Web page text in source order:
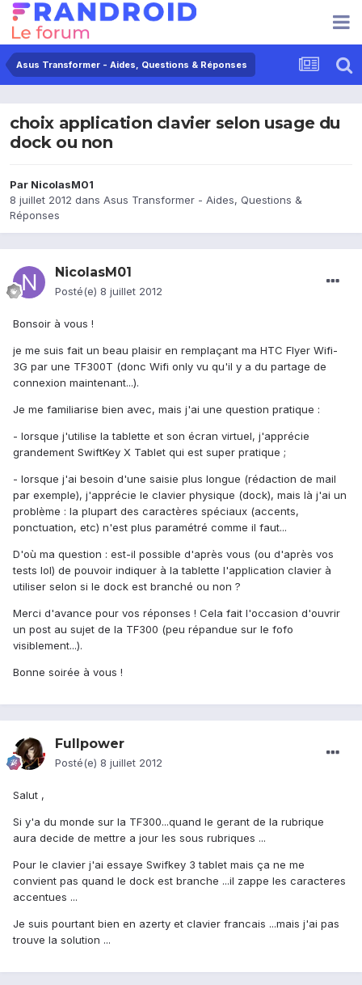
Asus Transformer - Aides, Questions & Réponses
choix application clavier selon usage du
dock ou non
Par NicolasM01
8 juillet 2012 dans Asus Transformer - Aides, Questions &
Réponses
NicolasM01
Posté(e) 8 juillet 2012
Bonsoir à vous !
je me suis fait un beau plaisir en remplaçant ma HTC Flyer Wifi-
3G par une TF300T (donc Wifi only vu qu'il y a du partage de
connexion maintenant...).
Je me familiarise bien avec, mais j'ai une question pratique :
- lorsque j'utilise la tablette et son écran virtuel, j'apprécie
grandement SwiftKey X Tablet qui est super pratique ;
- lorsque j'ai besoin d'une saisie plus longue (rédaction de mail
par exemple), j'apprécie le clavier physique (dock), mais là j'ai un
problème : la plupart des caractères spéciaux (accents,
ponctuation, etc) n'est plus paramétré comme il faut...
D'où ma question : est-il possible d'après vous (ou d'après vos
tests lol) de pouvoir indiquer à la tablette l'application clavier à
utiliser selon si le dock est branché ou non ?
Merci d'avance pour vos réponses ! Cela fait l'occasion d'ouvrir
un post au sujet de la TF300 (peu répandue sur le fofo
visiblement...).
Bonne soirée à vous !
Fullpower
Posté(e) 8 juillet 2012
Salut ,
Si y'a du monde sur la TF300...quand le gerant de la rubrique
aura decide de mettre a jour les sous rubriques ...
Pour le clavier j'ai essaye Swifkey 3 tablet mais ça ne me
convient pas quand le dock est branche ...il zappe les caracteres
accentues ...
Je suis pourtant bien en azerty et clavier francais ...mais j'ai pas
trouve la solution ...